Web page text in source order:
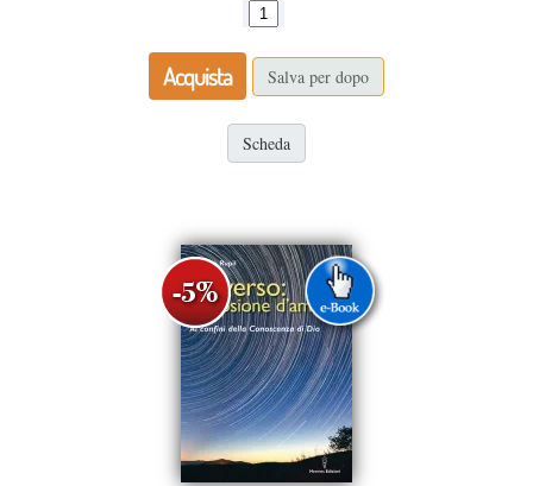
Acquista Salva per dopo
Scheda